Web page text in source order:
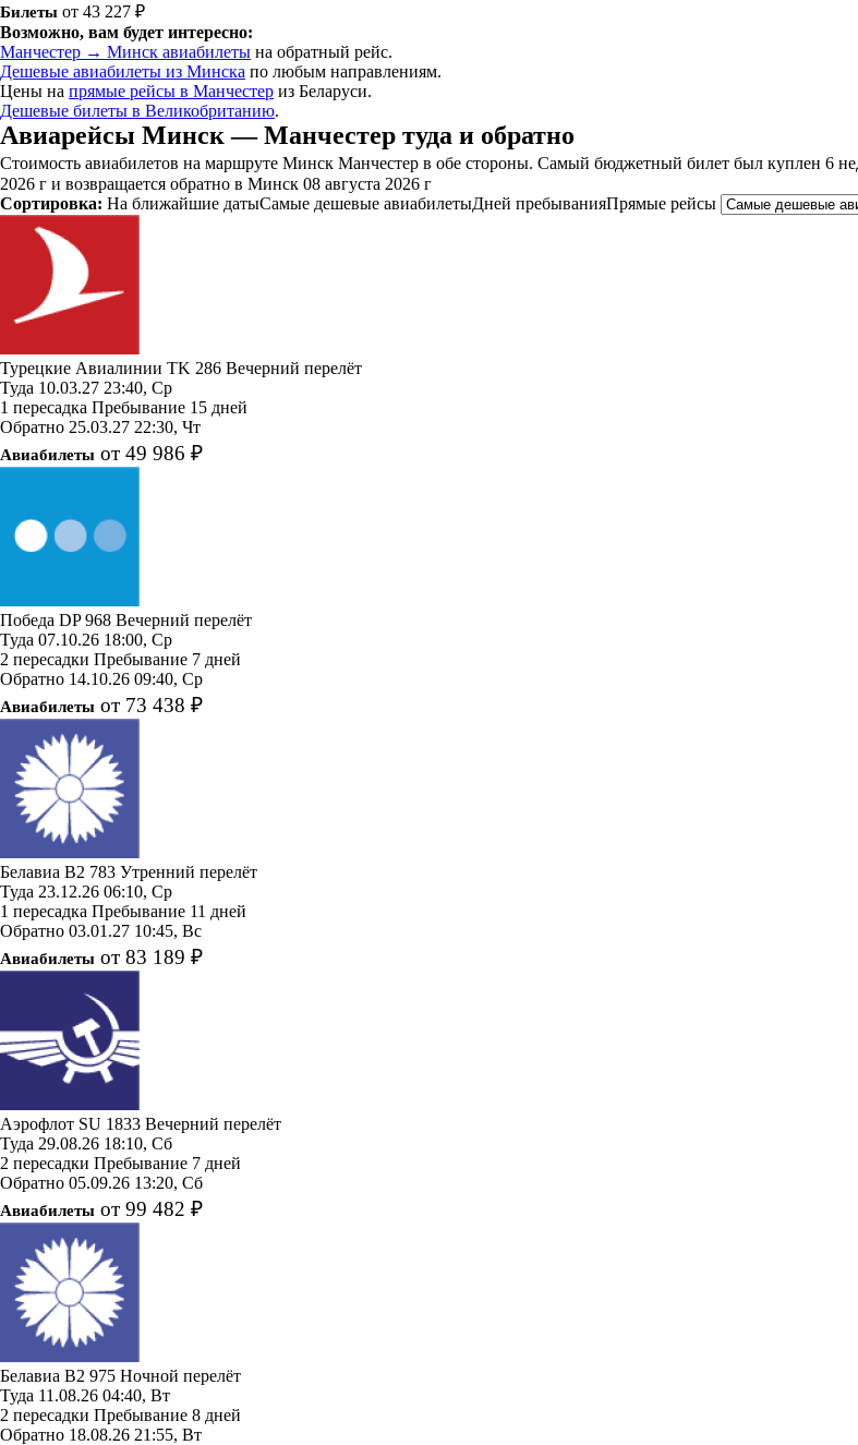
Билеты от 43 227 ₽
Возможно, вам будет интересно:
Манчестер → Минск авиабилеты на обратный рейс.
Дешевые авиабилеты из Минска по любым направлениям.
Цены на прямые рейсы в Манчестер из Беларуси.
Дешевые билеты в Великобританию.
Авиарейсы Минск — Манчестер туда и обратно
Стоимость авиабилетов на маршруте Минск Манчестер в обе стороны. Самый бюджетный билет был куплен 6
2026 г и возвращается обратно в Минск 08 августа 2026 г
Сортировка: На ближайшие датыСамые дешевые авиабилетыДней пребыванияПрямые рейсы
Турецкие Авиалинии TK 286 Вечерний перелёт
Туда 10.03.27 23:40, Ср
1 пересадка Пребывание 15 дней
Обратно 25.03.27 22:30, Чт
Авиабилеты от 49 986 ₽
Победа DP 968 Вечерний перелёт
Туда 07.10.26 18:00, Ср
2 пересадки Пребывание 7 дней
Обратно 14.10.26 09:40, Ср
Авиабилеты от 73 438 ₽
Белавиа B2 783 Утренний перелёт
Туда 23.12.26 06:10, Ср
1 пересадка Пребывание 11 дней
Обратно 03.01.27 10:45, Вс
Авиабилеты от 83 189 ₽
Аэрофлот SU 1833 Вечерний перелёт
Туда 29.08.26 18:10, Сб
2 пересадки Пребывание 7 дней
Обратно 05.09.26 13:20, Сб
Авиабилеты от 99 482 ₽
Белавиа B2 975 Ночной перелёт
Туда 11.08.26 04:40, Вт
2 пересадки Пребывание 8 дней
Обратно 18.08.26 21:55, Вт